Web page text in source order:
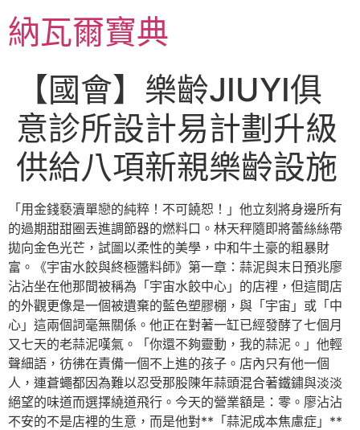
至
主納瓦爾寶典
【國會】樂齡JIUYI俱
意診所設計易計劃升級
供給八項新親樂齡設施
「用金錢褻瀆單戀的純粹！不可饒恕！」他立刻將身邊所有
的過期甜甜圈丟進調節器的燃料口。林天秤隨即將蕾絲絲帶
拋向金色光芒，試圖以柔性的美學，中和牛土豪的粗暴財
富。《宇宙水餃與終極醬料師》第一章：蒜泥與末日預兆廖
沾沾坐在他那間被稱為「宇宙水餃中心」的店裡，但這間店
的外觀更像是一個被遺棄的藍色塑膠棚，與「宇宙」或「中
心」這兩個詞毫無關係。他正在對著一缸已經發酵了七個月
又七天的老蒜泥嘆氣。「你還不夠靈動，我的蒜泥。」他輕
聲細語，彷彿在責備一個不上進的孩子。店內只有他一個
人，連蒼蠅都因為難以忍受那股陳年蒜頭混合著鐵鏽與淡淡
絕望的味道而選擇繞道飛行。今天的營業額是：零。廖沾沾
不安的不是店裡的生意，而是他對**「蒜泥成本焦慮症」**